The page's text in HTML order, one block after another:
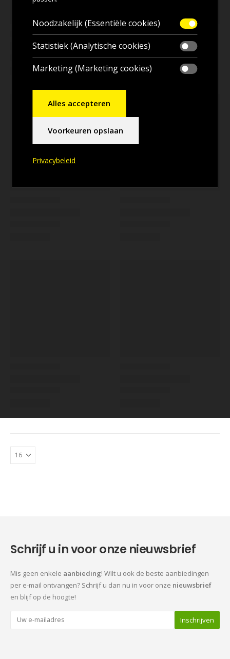
Schrijf u in voor onze nieuwsbrief
Mis geen enkele aanbieding! Wilt u ook de beste aanbiedingen
per e-mail ontvangen? Schrijf u dan nu in voor onze nieuwsbrief
en blijf op de hoogte!
Noodzakelijk (Essentiële cookies)
Statistiek (Analytische cookies)
Marketing (Marketing cookies)
Alles accepteren
Voorkeuren opslaan
Privacybeleid